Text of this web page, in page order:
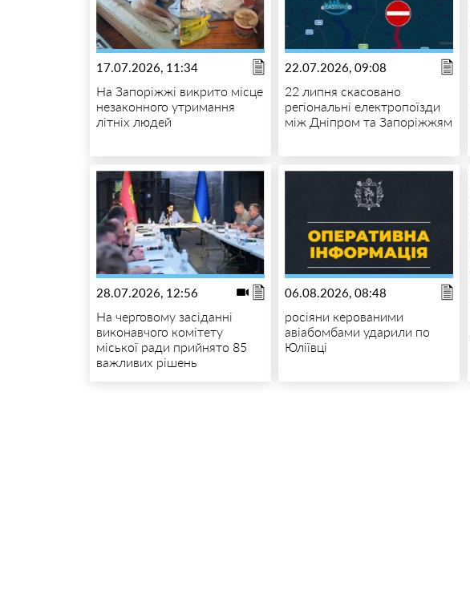
17.07.2026, 11:34
На Запоріжжі викрито місце
незаконного утримання
літніх людей
22.07.2026, 09:08
22 липня скасовано
регіональні електропоїзди
між Дніпром та Запоріжжям
28.07.2026, 12:56
На черговому засіданні
виконавчого комітету
міської ради прийнято 85
важливих рішень
06.08.2026, 08:48
росіяни керованими
авіабомбами ударили по
Юліївці